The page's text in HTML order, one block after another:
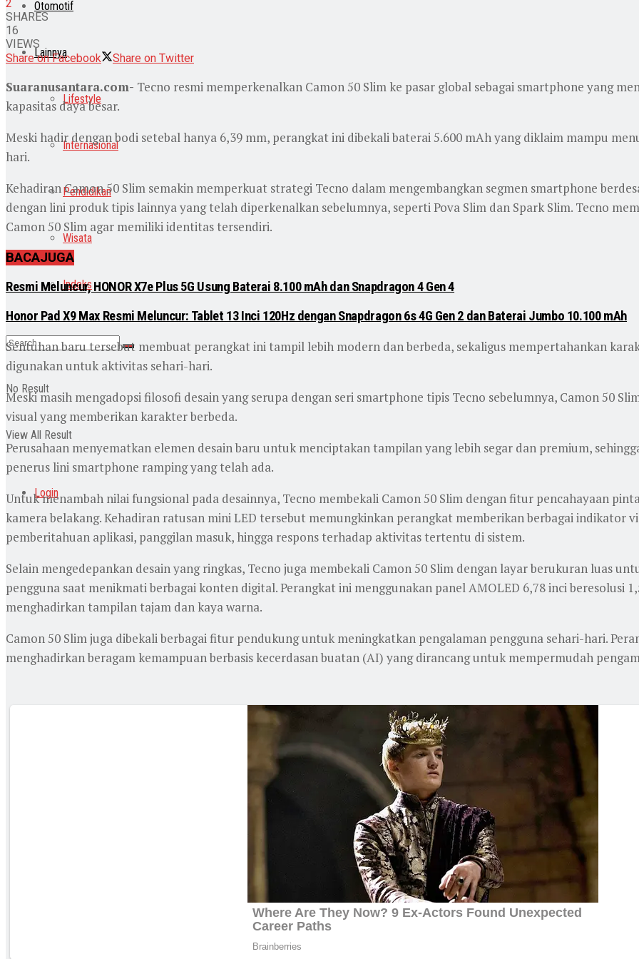
Otomotif
Lainnya
Lifestyle
Internasional
Pendidikan
Wisata
Indeks
No Result
View All Result
Login
2
SHARES
16
VIEWS
Share on Facebook
Share on Twitter
Suaranusantara.com- Tecno resmi memperkenalkan Camon 50 Slim ke pasar global sebagai smartphone yang
kapasitas daya besar.
Meski hadir dengan bodi setebal hanya 6,39 mm, perangkat ini dibekali baterai 5.600 mAh yang diklaim mampu
hari.
Kehadiran Camon 50 Slim semakin memperkuat strategi Tecno dalam mengembangkan segmen smartphone
dengan lini produk tipis lainnya yang telah diperkenalkan sebelumnya, seperti Pova Slim dan Spark Slim. Tecno
Camon 50 Slim agar memiliki identitas tersendiri.
BACAJUGA
Resmi Meluncur, HONOR X7e Plus 5G Usung Baterai 8.100 mAh dan Snapdragon 4 Gen 4
Honor Pad X9 Max Resmi Meluncur: Tablet 13 Inci 120Hz dengan Snapdragon 6s 4G Gen 2 dan Baterai Jumbo 10.100 mAh
Sentuhan baru tersebut membuat perangkat ini tampil lebih modern dan berbeda, sekaligus mempertahankan
digunakan untuk aktivitas sehari-hari.
Meski masih mengadopsi filosofi desain yang serupa dengan seri smartphone tipis Tecno sebelumnya, Camon 50
visual yang memberikan karakter berbeda.
Perusahaan menyematkan elemen desain baru untuk menciptakan tampilan yang lebih segar dan premium,
penerus lini smartphone ramping yang telah ada.
Untuk menambah nilai fungsional pada desainnya, Tecno membekali Camon 50 Slim dengan fitur pencahayaan
kamera belakang. Kehadiran ratusan mini LED tersebut memungkinkan perangkat memberikan berbagai indikator
pemberitahuan aplikasi, panggilan masuk, hingga respons terhadap aktivitas tertentu di sistem.
Selain mengedepankan desain yang ringkas, Tecno juga membekali Camon 50 Slim dengan layar berukuran luas
pengguna saat menikmati berbagai konten digital. Perangkat ini menggunakan panel AMOLED 6,78 inci beresolusi
menghadirkan tampilan tajam dan kaya warna.
Camon 50 Slim juga dibekali berbagai fitur pendukung untuk meningkatkan pengalaman pengguna sehari-hari.
menghadirkan beragam kemampuan berbasis kecerdasan buatan (AI) yang dirancang untuk mempermudah